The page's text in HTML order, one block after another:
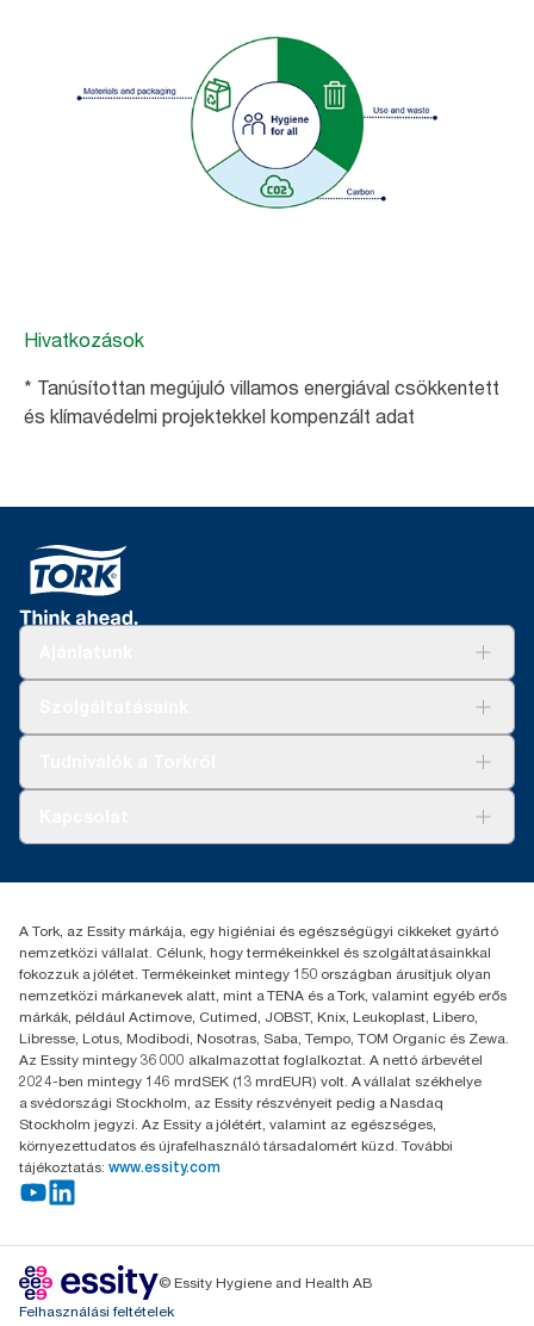
Hivatkozások
* Tanúsítottan megújuló villamos energiával csökkentett
és klímavédelmi projektekkel kompenzált adat
+36 1 392 2176
H-1021 Budapest
Budakeszi út 51.
A Tork, az Essity márkája, egy higiéniai és egészségügyi cikkeket gyártó
nemzetközi vállalat. Célunk, hogy termékeinkkel és szolgáltatásainkkal
fokozzuk a jólétet. Termékeinket mintegy 150 országban árusítjuk olyan
nemzetközi márkanevek alatt, mint a TENA és a Tork, valamint egyéb erős
márkák, például Actimove, Cutimed, JOBST, Knix, Leukoplast, Libero,
Libresse, Lotus, Modibodi, Nosotras, Saba, Tempo, TOM Organic és Zewa.
Az Essity mintegy 36 000 alkalmazottat foglalkoztat. A nettó árbevétel
2024-ben mintegy 146 mrdSEK (13 mrdEUR) volt. A vállalat székhelye
a svédországi Stockholm, az Essity részvényeit pedig a Nasdaq
Stockholm jegyzi. Az Essity a jólétért, valamint az egészséges,
környezettudatos és újrafelhasználó társadalomért küzd. További
tájékoztatás: www.essity.com
© Essity Hygiene and Health AB
Felhasználási feltételek